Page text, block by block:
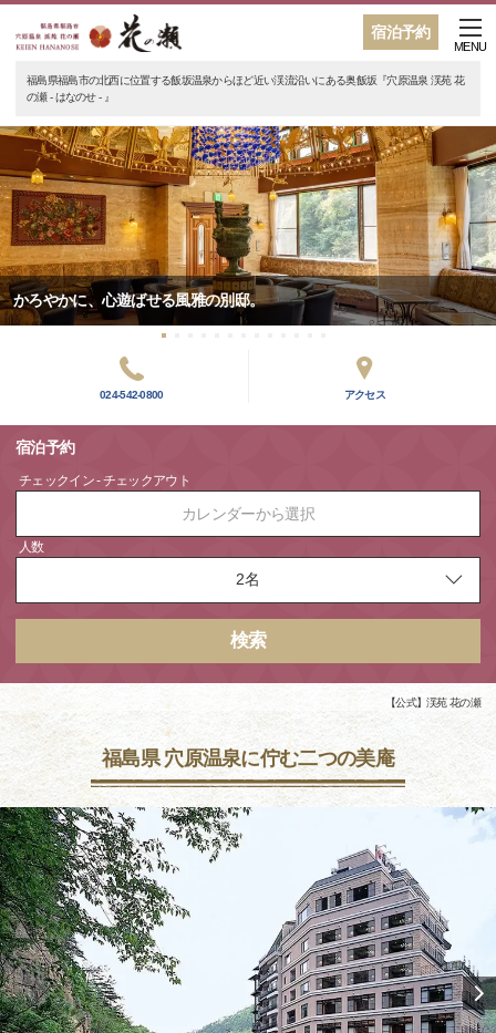
宿泊予約
MENU
福島県福島市の北西に位置する飯坂温泉からほど近い渓流沿いにある奥飯坂『穴原温泉 渓苑 花
の瀬 - はなのせ - 』
かろやかに、心遊ばせる風雅の別邸。
024-542-0800 アクセス
宿泊予約
チェックイン - チェックアウト
カレンダーから選択
人数
検索
【公式】渓苑 花の瀬
福島県 穴原温泉に佇む二つの美庵